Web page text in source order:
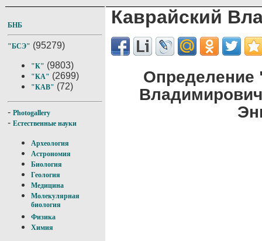
БНБ
"БСЭ" (95279)
"К" (9803)
"КА" (2699)
"КАВ" (72)
- Photogallery
- Естественные науки
Археология
Астрономия
Биология
Геология
Медицина
Молекулярная
биология
Физика
Химия
Каврайский
Определение